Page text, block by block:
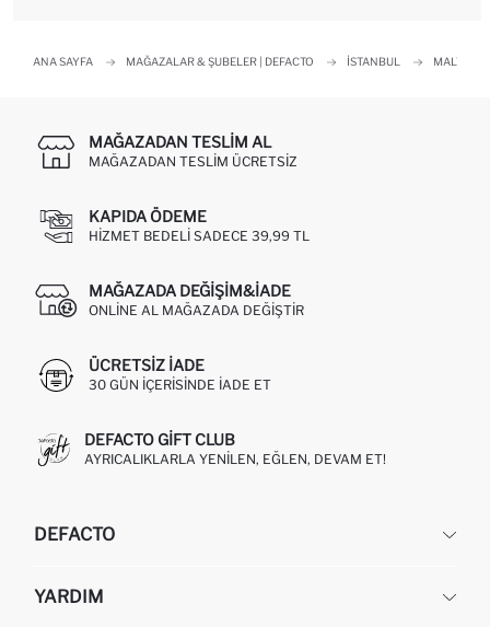
ANA SAYFA MAĞAZALAR & ŞUBELER | DEFACTO İSTANBUL MALTEPE
MAĞAZADAN TESLIM AL
MAĞAZADAN TESLIM ÜCRETSIZ
KAPIDA ÖDEME
HIZMET BEDELI SADECE 39,99 TL
MAĞAZADA DEĞIŞIM&İADE
ONLINE AL MAĞAZADA DEĞIŞTIR
ÜCRETSIZ IADE
30 GÜN IÇERISINDE IADE ET
DEFACTO GIFT CLUB
AYRICALIKLARLA YENILEN, EĞLEN, DEVAM ET!
DEFACTO
HAKKIMIZDA
YARDIM